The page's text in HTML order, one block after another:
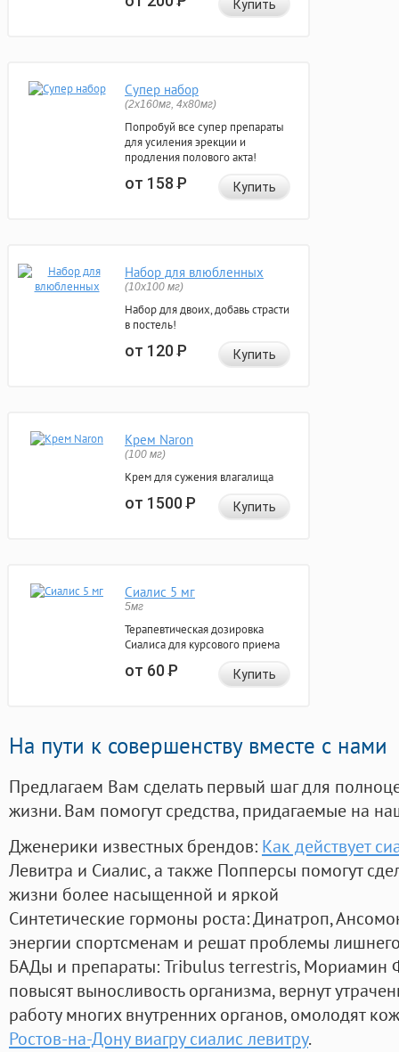
Купить
Супер набор
(2х160мг, 4х80мг)
Попробуй все супер препараты
для усиления эрекции и
продления полового акта!
от 158Р Купить
Набор для влюбленных
(10х100 мг)
Набор для двоих, добавь страсти
в постель!
от 120Р Купить
Крем Naron
(100 мг)
Крем для сужения влагалища
от 1500Р Купить
Сиалис 5 мг
5мг
Терапевтическая дозировка
Сиалиса для курсового приема
от 60Р Купить
На пути к совершенству вместе с нами
Предлагаем Вам сделать первый шаг для
жизни. Вам помогут средства, придагаемые на
Дженерики известных брендов: Как действует
Левитра и Сиалис, а также Попперсы помогут
жизни более насыщенной и яркой
Синтетические гормоны роста: Динатроп,
энергии спортсменам и решат проблемы
БАДы и препараты:Tribulus terrestris, Мориамин
повысят выносливость организма, вернут
работу многих внутренних органов, омолодят
Ростов-на-Дону виагру сиалис левитру.